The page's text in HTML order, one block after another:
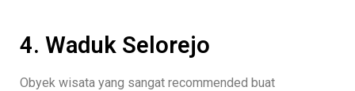
4. Waduk Selorejo
Obyek wisata yang sangat recommended buat